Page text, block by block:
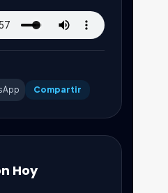
Compartir
Hoy